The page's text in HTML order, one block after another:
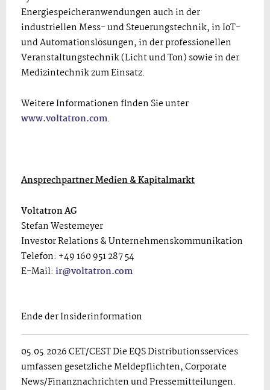
Energiespeicheranwendungen auch in der
industriellen Mess- und Steuerungstechnik, in IoT-
und Automationslösungen, in der professionellen
Veranstaltungstechnik (Licht und Ton) sowie in der
Medizintechnik zum Einsatz.
Weitere Informationen finden Sie unter
www.voltatron.com.
Ansprechpartner Medien & Kapitalmarkt
Voltatron AG
Stefan Westemeyer
Investor Relations & Unternehmenskommunikation
Telefon: +49 160 951 287 54
E-Mail: ir@voltatron.com
Ende der Insiderinformation
05.05.2026 CET/CEST Die EQS Distributionsservices
umfassen gesetzliche Meldepflichten, Corporate
News/Finanznachrichten und Pressemitteilungen.